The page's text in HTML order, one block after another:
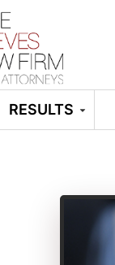
RESULTS